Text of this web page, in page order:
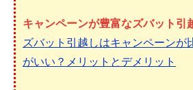
キャンペーンが豊富なズバット引
ズバット引越しはキャンペーンが
がいい？メリットとデメリット